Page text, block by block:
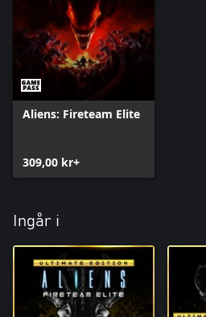
Aliens: Fireteam Elite
309,00 kr+
Ingår i